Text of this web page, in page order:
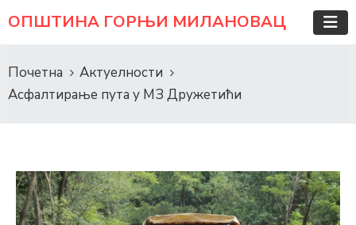
ОПШТИНА ГОРЊИ МИЛАНОВАЦ
Почетна
Актуелности
Асфалтирање пута у МЗ Дружетићи